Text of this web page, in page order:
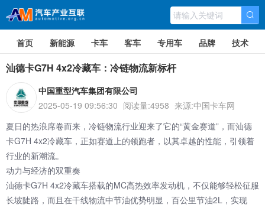
首页 新能源 卡车 客车 专用车 品牌 技术
汕德卡G7H 4x2冷藏车：冷链物流新标杆
中国重型汽车集团有限公司
2025-05-19 09:56:30 阅读量:4958 来源:中国卡车网
夏日的热浪席卷而来，冷链物流行业迎来了它的“黄金赛道”，而汕德
卡G7H 4x2冷藏车，正如赛道上的领跑者，以其卓越的性能，引领着
行业的新潮流。
动力与经济的双重奏
汕德卡G7H 4x2冷藏车搭载的MC高热效率发动机 ，不仅能够轻松征服
长坡陡路，而且在干线物流中节油优势明显，百公里节油2L，实现